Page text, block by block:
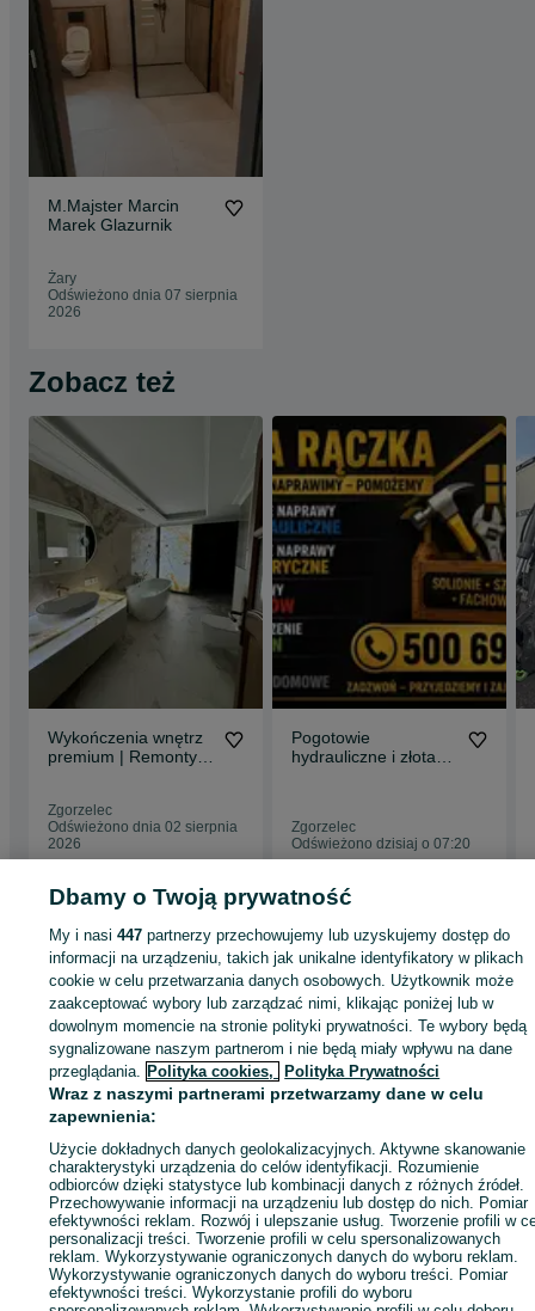
M.Majster Marcin
Marek Glazurnik
Żary
Odświeżono dnia 07 sierpnia
2026
Zobacz też
Wykończenia wnętrz
premium | Remonty |
Zgorzelec
Odświeżono dnia 02 sierpnia
2026
Pogotowie
hydrauliczne i złota
Zgorzelec
Odświeżono dzisiaj o 07:20
wykończenia wnętrz
Remonty i wykończenia wnętrz - Dolnośląskie
wykończenia wnętrz - Zgorzelec
KATEGORIA
ID:887004935 Wyświetlenia:
Zadzwoń / SMS Wyślij wiadomość
Dbamy o Twoją prywatność
My i nasi447 partnerzy przechowujemy lub uzyskujemy dostęp do
informacji na urządzeniu, takich jak unikalne identyfikatory w plikach
cookie w celu przetwarzania danych osobowych. Użytkownik może
zaakceptować wybory lub zarządzać nimi, klikając poniżej lub w
dowolnym momencie na stronie polityki prywatności. Te wybory będą
sygnalizowane naszym partnerom i nie będą miały wpływu na dane
przeglądania. Polityka cookies, Polityka Prywatności
Wraz z naszymi partnerami przetwarzamy dane w celu
zapewnienia:
Użycie dokładnych danych geolokalizacyjnych. Aktywne skanowanie
charakterystyki urządzenia do celów identyfikacji. Rozumienie
odbiorców dzięki statystyce lub kombinacji danych z różnych źródeł.
Przechowywanie informacji na urządzeniu lub dostęp do nich. Pomiar
efektywności reklam. Rozwój i ulepszanie usług. Tworzenie profili w
personalizacji treści. Tworzenie profili w celu spersonalizowanych
reklam. Wykorzystywanie ograniczonych danych do wyboru reklam.
Wykorzystywanie ograniczonych danych do wyboru treści. Pomiar
efektywności treści. Wykorzystanie profili do wyboru